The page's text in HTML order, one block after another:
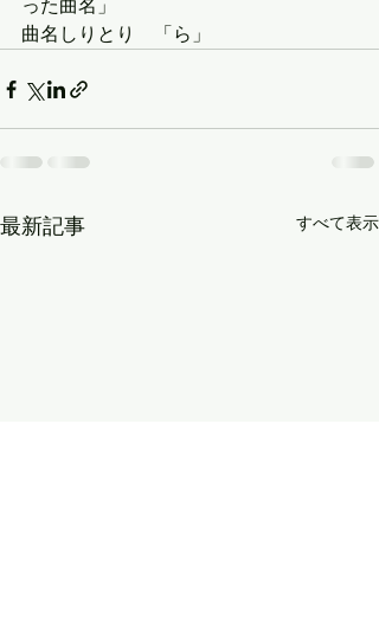
った曲名」
曲名しりとり　「ら」
最新記事 すべて表示